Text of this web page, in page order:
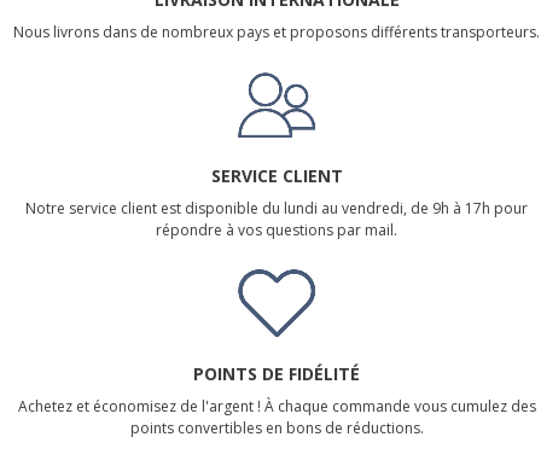
Nous livrons dans de nombreux pays et proposons différents transporteurs.
SERVICE CLIENT
Notre service client est disponible du lundi au vendredi, de 9h à 17h pour
répondre à vos questions par mail.
POINTS DE FIDÉLITÉ
Achetez et économisez de l'argent ! À chaque commande vous cumulez des
points convertibles en bons de réductions.